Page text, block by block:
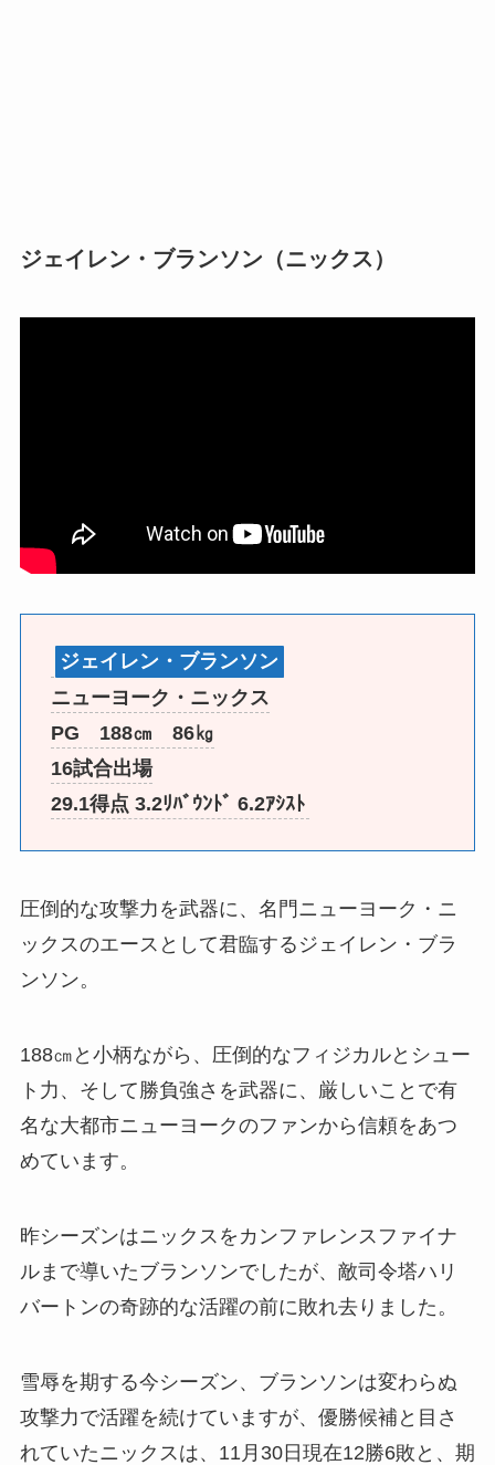
ジェイレン・ブランソン（ニックス）
ジェイレン・ブランソン
ニューヨーク・ニックス
PG 188㎝ 86㎏
16試合出場
29.1得点 3.2ﾘﾊﾞｳﾝﾄﾞ 6.2ｱｼｽﾄ
圧倒的な攻撃力を武器に、名門ニューヨーク・ニ
ックスのエースとして君臨するジェイレン・ブラ
ンソン。
188㎝と小柄ながら、圧倒的なフィジカルとシュー
ト力、そして勝負強さを武器に、厳しいことで有
名な大都市ニューヨークのファンから信頼をあつ
めています。
昨シーズンはニックスをカンファレンスファイナ
ルまで導いたブランソンでしたが、敵司令塔ハリ
バートンの奇跡的な活躍の前に敗れ去りました。
雪辱を期する今シーズン、ブランソンは変わらぬ
攻撃力で活躍を続けていますが、優勝候補と目さ
れていたニックスは、11月30日現在12勝6敗と、期